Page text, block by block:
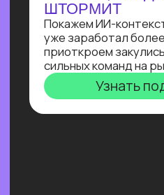
Узнать подробнее